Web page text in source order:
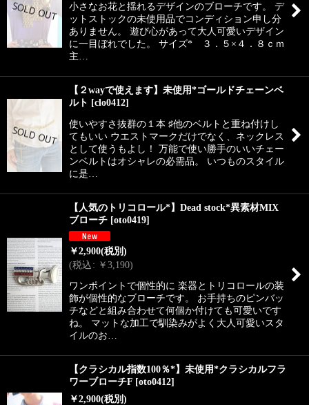
小さなお花と揺れるデザインのブローチです。 デ
ットストックの未使用品でコンディション申し分
ありません。 遊び心があって大人可愛いデザイン
に一目ぼれでした。 サイズ* ３．５×４．８ｃｍ
主…
【２wayで使えます】未使用*ゴールドチェーンベ
ルト [clo0412]
使いやすさ抜群の１本 ♯他のベルトと重ね付けし
てもいい ウエストマークだけでなく、ネックレス
として使うもよし！ 万能で使い勝手のいいチェー
ンベルトはオシャレの必需品。 いつものスタイル
に是…
【人気のトリコロール*】Dead stock*異素材MIX
ブローチ [oto0419]
￥2,900(税別)
(税込: ￥3,190)
ワンポイントで個性的に 楽器とトリコロールの装
飾が個性的なブローチです。 お手持ちのピンバッ
チなどと組み合わせて何個か付けても可愛いです
ね。 マットな加工で馴染みがよく大人可愛いスタ
イルのお…
【クラシカル指数100％*】未使用*クラシカルフラ
ワーブローチF [oto0412]
￥2,900(税別)